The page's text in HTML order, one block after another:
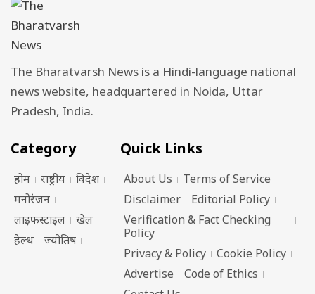
The Bharatvarsh News is a Hindi-language national
news website, headquartered in Noida, Uttar
Pradesh, India.
Category
होम राष्ट्रीय
विदेश
मनोरंजन
लाइफस्टाइल
खेल
हेल्थ
ज्योतिष
Quick Links
About Us
Terms of Service
Disclaimer
Editorial Policy
Verification & Fact Checking
Policy
Privacy & Policy
Cookie Policy
Advertise
Code of Ethics